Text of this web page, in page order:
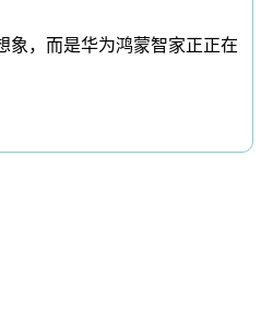
，而是华为鸿蒙智家正正在